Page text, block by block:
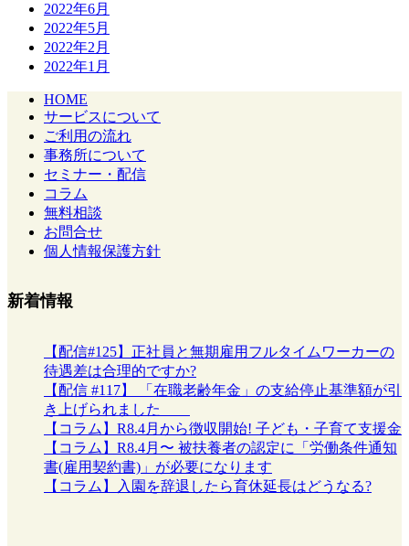
2022年6月
2022年5月
2022年2月
2022年1月
HOME
サービスについて
ご利用の流れ
事務所について
セミナー・配信
コラム
無料相談
お問合せ
個人情報保護方針
新着情報
【配信#125】正社員と無期雇用フルタイムワーカーの
待遇差は合理的ですか?
【配信 #117】 「在職老齢年金」の支給停止基準額が引
き上げられました
【コラム】R8.4月から徴収開始! 子ども・子育て支援金
【コラム】R8.4月〜 被扶養者の認定に「労働条件通知
書(雇用契約書)」が必要になります
【コラム】入園を辞退したら育休延長はどうなる?